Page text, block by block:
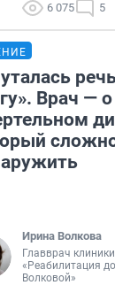
6 075 5
Врач — о
Ирина Волкова
Главврач клиники
«Реабилитация
Волковой»